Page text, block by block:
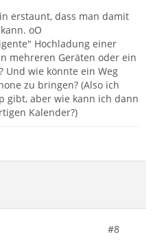
erstaunt, dass man damit
oO
Hochladung einer
mehreren Geräten oder ein
Und wie könnte ein Weg
zu bringen? (Also ich
gibt, aber wie kann ich dann
Kalender?)
#8